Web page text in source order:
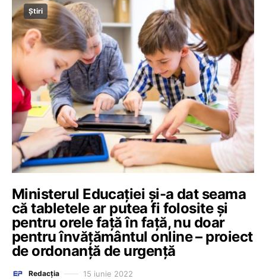
Știri
Ministerul Educației și-a dat seama
că tabletele ar putea fi folosite și
pentru orele față în față, nu doar
pentru învățământul online – proiect
de ordonanță de urgență
Redacția 15 iunie 2022